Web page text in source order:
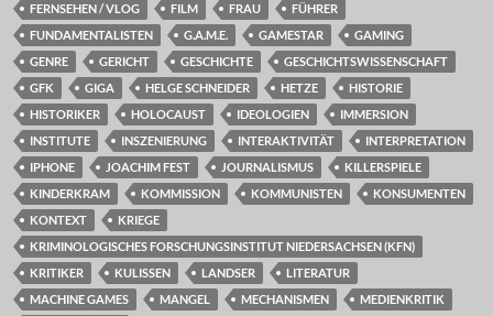
FERNSEHEN / VLOG
FILM FRAU
FÜHRER
FUNDAMENTALISTEN
G.A.M.E. GAMESTAR
GAMING
GENRE
GERICHT GESCHICHTE
GESCHICHTSWISSENSCHAFT
GFK
GIGA HELGE SCHNEIDER HETZE
HISTORIE
HISTORIKER
HOLOCAUST IDEOLOGIEN
IMMERSION
INSTITUTE
INSZENIERUNG INTERAKTIVITÄT
INTERPRETATION
IPHONE
JOACHIM FEST JOURNALISMUS
KILLERSPIELE
KINDERKRAM
KOMMISSION KOMMUNISTEN
KONSUMENTEN
KONTEXT
KRIEGE
KRIMINOLOGISCHES FORSCHUNGSINSTITUT NIEDERSACHSEN (KFN)
KRITIKER
KULISSEN LANDSER
LITERATUR
MACHINE GAMES
MANGEL MECHANISMEN
MEDIENKRITIK